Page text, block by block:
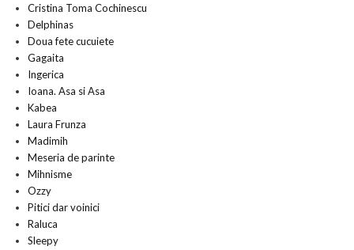
Cristina Toma Cochinescu
Delphinas
Doua fete cucuiete
Gagaita
Ingerica
Ioana. Asa si Asa
Kabea
Laura Frunza
Madimih
Meseria de parinte
Mihnisme
Ozzy
Pitici dar voinici
Raluca
Sleepy